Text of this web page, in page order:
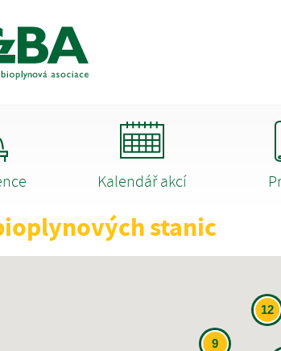
Kalendář akcí
stanic
12
9